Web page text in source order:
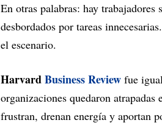
En otras palabras: hay
desbordados por tareas
el escenario.
HarvardBusiness Review fue
organizaciones quedaron
frustran, drenan energía y aportan